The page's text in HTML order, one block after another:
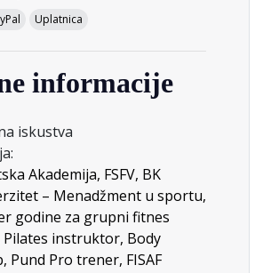
Uplatnica
informacije
iskustva
Akademija, FSFV, BK
– Menadžment u sportu,
godine za grupni fitnes
Pilates instruktor, Body
Pund Pro trener, FISAF